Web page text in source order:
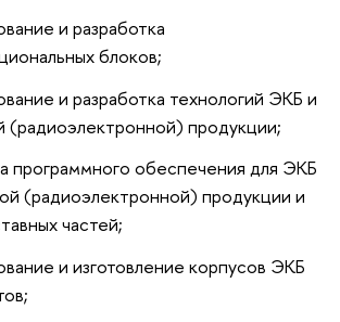
и разработка
блоков;
и разработка технологий ЭКБ и
(радиоэлектронной) продукции;
программного обеспечения для ЭКБ
(радиоэлектронной) продукции и
частей;
и изготовление корпусов ЭКБ